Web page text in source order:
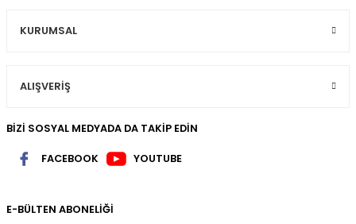
KURUMSAL
ALIŞVERİŞ
BİZİ SOSYAL MEDYADA DA TAKİP EDİN
FACEBOOK YOUTUBE
E-BÜLTEN ABONELİĞİ